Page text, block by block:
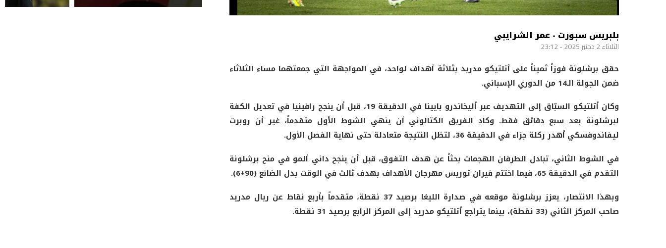
بلبريس سبورت - عمر الشرايبي
الثلاثاء 2 دجنبر 2025 - 23:12
حقق برشلونة فوزاً ثميناً على أتلتيكو مدريد بثلاثة أهداف لواحد، في المواجهة التي جمعتهما مساء الثلاثاء
ضمن الجولة الـ14 من الدوري الإسباني.
وكان أتلتيكو السبّاق إلى التهديف عبر أليخاندرو بايينا في الدقيقة 19، قبل أن ينجح رافينيا في تعديل الكفة
لبرشلونة بعد سبع دقائق فقط. وكاد الفريق الكتالوني أن ينهي الشوط الأول متقدماً، غير أن روبرت
ليفاندوفسكي أهدر ركلة جزاء في الدقيقة 36، لتظل النتيجة متعادلة حتى نهاية الفصل الأول.
في الشوط الثاني، تبادل الطرفان الهجمات بحثاً عن هدف التفوق، قبل أن ينجح داني ألمو في منح برشلونة
التقدم في الدقيقة 65، فيما اختتم فيران توريس مهرجان الأهداف بهدف ثالث في الوقت بدل الضائع (90+6).
وبهذا الانتصار، يعزز برشلونة موقعه في صدارة الليغا برصيد 37 نقطة، متقدماً بأربع نقاط عن ريال مدريد
صاحب المركز الثاني (33 نقطة)، بينما يتراجع أتلتيكو مدريد إلى المركز الرابع برصيد 31 نقطة.